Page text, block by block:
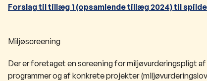
Forslag til tillæg 1 (opsamlende tillæg 2024) til
Miljøscreening
Der er foretaget en screening for miljøvurderingspligt
programmer og af konkrete projekter